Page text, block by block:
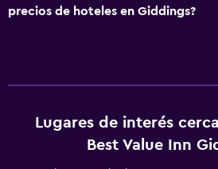
precios de hoteles en Giddings?
Lugares de interés
Best Value Inn